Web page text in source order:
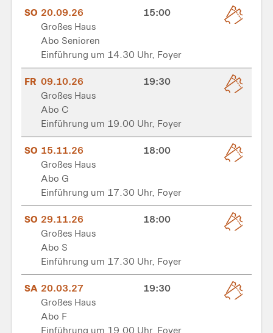
SO 20.09.26
15:00
Großes Haus
Abo Senioren
Einführung um 14.30 Uhr, Foyer
FR 09.10.26
19:30
Großes Haus
Abo C
Einführung um 19.00 Uhr, Foyer
SO 15.11.26
18:00
Großes Haus
Abo G
Einführung um 17.30 Uhr, Foyer
SO 29.11.26
18:00
Großes Haus
Abo S
Einführung um 17.30 Uhr, Foyer
SA 20.03.27
19:30
Großes Haus
Abo F